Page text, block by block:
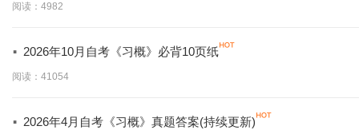
阅读：4982
· 2026年10月自考《习概》必背10页纸
阅读：41054
· 2026年4月自考《习概》真题答案(持续更新)